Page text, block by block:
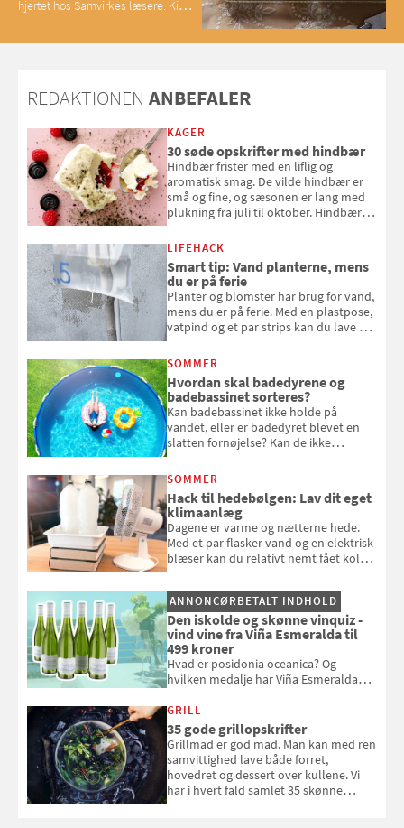
hjertet hos Samvirkes læsere. Kig
REDAKTIONEN ANBEFALER
KAGER
30 søde opskrifter med hindbær
Hindbær frister med en liflig og
aromatisk smag. De vilde hindbær er
små og fine, og sæsonen er lang med
plukning fra juli til oktober. Hindbær
kan bruge dine hindbær i alt fra
bagværk og salater til is og syltning.
LIFEHACK
Smart tip: Vand planterne, mens
du er på ferie
Planter og blomster har brug for vand,
mens du er på ferie. Med en plastpose,
vatpind og et par strips kan du lave dit
at bede naboen om at vande eller
komme hjem til døde planter
SOMMER
Hvordan skal badedyrene og
badebassinet sorteres?
Kan badebassinet ikke holde på
vandet, eller er badedyret blevet en
slatten fornøjelse? Kan de ikke
opmærksom, når du smider
badebassinet eller et badedyr ud
SOMMER
Hack til hedebølgen: Lav dit eget
klimaanlæg
Dagene er varme og nætterne hede.
Med et par flasker vand og en elektrisk
blæser kan du relativt nemt fået koldt
og se, hvordan du gør
ANNONCØRBETALT INDHOLD
Den iskolde og skønne vinquiz -
vind vine fra Viña Esmeralda til
499 kroner
Hvad er posidonia oceanica? Og
hvilken medalje har Viña Esmeralda
med i Samvirkes skønne vinquiz, hvor
du kan vinde 6 flasker vin fra Viña
Esmeralda. Konkurrencen slutter 1.
september 2026.
GRILL
35 gode grillopskrifter
Grillmad er god mad. Man kan med ren
samvittighed lave både forret,
hovedret og dessert over kullene. Vi
har i hvert fald samlet 35 skønne